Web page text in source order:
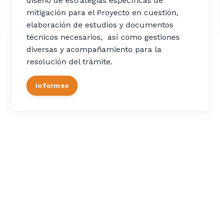
mitigación para el Proyecto en cuestión,
elaboración de estudios y documentos
técnicos necesarios, así como gestiones
diversas y acompañamiento para la
resolución del trámite.
Informes